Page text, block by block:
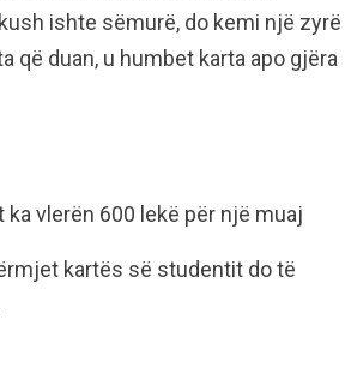
ishte sëmurë, do kemi një zyrë
që duan, u humbet karta apo gjëra
vlerën 600 lekë për një muaj
kartës së studentit do të